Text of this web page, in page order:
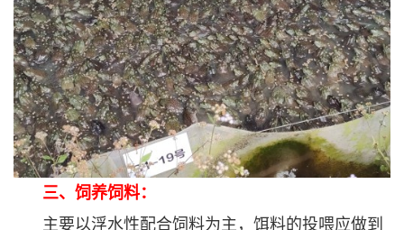
三、饲养饲料：
主要以浮水性配合饲料为主，饵料的投喂应做到